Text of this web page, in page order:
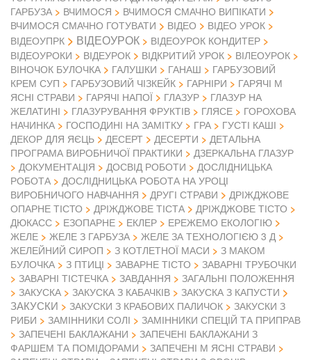
ГАРБУЗА
ВЧИМОСЯ
ВЧИМОСЯ СМАЧНО ВИПІКАТИ
ВЧИМОСЯ СМАЧНО ГОТУВАТИ
ВІДЕО
ВІДЕО УРОК
ВІДЕОУПРК
ВІДЕОУРОК
ВІДЕОУРОК КОНДИТЕР
ВІДЕОУРОКИ
ВІДЕУРОК ВІДКРИТИЙ УРОК
ВІЛЕОУРОК
ВІНОЧОК БУЛОЧКА
ГАЛУШКИ ГАНАШ
ГАРБУЗОВИЙ
КРЕМ СУП
ГАРБУЗОВИЙ ЧІЗКЕЙК ГАРНІРИ
ГАРЯЧІ М
ЯСНІ СТРАВИ
ГАРЯЧІ НАПОЇ ГЛАЗУР
ГЛАЗУР НА
ЖЕЛАТИНІ
ГЛАЗУРУВАННЯ ФРУКТІВ ГЛЯСЕ
ГОРОХОВА
НАЧИНКА
ГОСПОДИНІ НА ЗАМІТКУ ГРА
ГУСТІ КАШІ
ДЕКОР ДЛЯ ЯЄЦЬ
ДЕСЕРТ ДЕСЕРТИ
ДЕТАЛЬНА
ПРОГРАМА ВИРОБНИЧОЇ ПРАКТИКИ
ДЗЕРКАЛЬНА ГЛАЗУР
ДОКУМЕНТАЦІЯ
ДОСВІД РОБОТИ
ДОСЛІДНИЦЬКА
РОБОТА
ДОСЛІДНИЦЬКА РОБОТА НА УРОЦІ
ВИРОБНИЧОГО НАВЧАННЯ
ДРУГІ СТРАВИ
ДРІЖДЖОВЕ
ОПАРНЕ ТІСТО
ДРІЖДЖОВЕ ТІСТА
ДРІЖДЖОВЕ ТІСТО
ДЮКАСС
ЕЗОПАРНЕ ЕКЛЕР
ЕРЕЖЕМО ЕКОЛОГІЮ
ЖЕЛЕ
ЖЕЛЕ З ГАРБУЗА
ЖЕЛЕ ЗА ТЕХНОЛОГІЄЮ 3 Д
ЖЕЛЕЙНИЙ СИРОП
З КОТЛЕТНОЇ МАСИ
З МАКОМ
БУЛОЧКА
З ПТИЦІ ЗАВАРНЕ ТІСТО
ЗАВАРНІ ТРУБОЧКИ
ЗАВАРНІ ТІСТЕЧКА
ЗАВДАННЯ
ЗАГАЛЬНІ ПОЛОЖЕННЯ
ЗАКУСКА
ЗАКУСКА З КАБАЧКІВ ЗАКУСКА З КАПУСТИ
ЗАКУСКИ ЗАКУСКИ З КРАБОВИХ ПАЛИЧОК
ЗАКУСКИ З
РИБИ
ЗАМІННИКИ СОЛІ
ЗАМІННИКИ СПЕЦІЙ ТА ПРИПРАВ
ЗАПЕЧЕНІ БАКЛАЖАНИ
ЗАПЕЧЕНІ БАКЛАЖАНИ З
ФАРШЕМ ТА ПОМІДОРАМИ
ЗАПЕЧЕНІ М ЯСНІ СТРАВИ